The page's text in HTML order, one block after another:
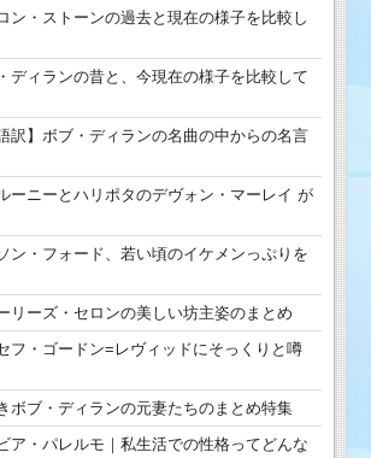
ン・ストーンの過去と現在の様子を比較し
ディランの昔と、今現在の様子を比較して
訳】ボブ・ディランの名曲の中からの名言
ーニーとハリポタのデヴォン・マーレイ が
ン・フォード、若い頃のイケメンっぷりを
リーズ・セロンの美しい坊主姿のまとめ
フ・ゴードン=レヴィッドにそっくりと噂
ボブ・ディランの元妻たちのまとめ特集
ア・パレルモ｜私生活での性格ってどんな